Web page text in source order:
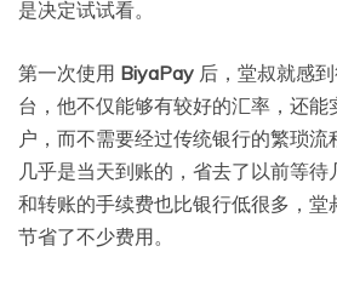
是决定试试看。
第一次使用 BiyaPay 后，堂叔就感
台，他不仅能够有较好的汇率，还能
户，而不需要经过传统银行的繁琐
几乎是当天到账的，省去了以前等
和转账的手续费也比银行低很多，堂
节省了不少费用。